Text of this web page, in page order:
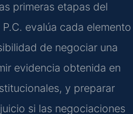
primeras etapas del
evalúa cada elemento
de negociar una
evidencia obtenida en
y preparar
si las negociaciones